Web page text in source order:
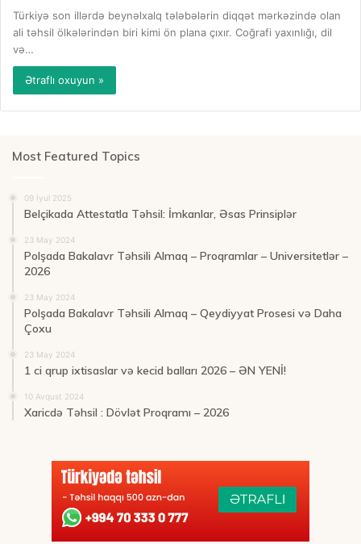
Türkiyə son illərdə beynəlxalq tələbələrin diqqət mərkəzində olan
ali təhsil ölkələrindən biri kimi ön plana çıxır. Coğrafi yaxınlığı, dil
və…
Ətraflı oxuyun »
Most Featured Topics
09 İyul 2025
Belçikada Attestatla Təhsil: İmkanlar, Əsas Prinsiplər
23 May 2024
Polşada Bakalavr Təhsili Almaq – Proqramlar – Universitetlər –
2026
23 May 2024
Polşada Bakalavr Təhsili Almaq – Qeydiyyat Prosesi və Daha
Çoxu
23 May 2024
1 ci qrup ixtisaslar və kecid balları 2026 – ƏN YENİ!
10 Avqust 2024
Xaricdə Təhsil : Dövlət Proqramı – 2026